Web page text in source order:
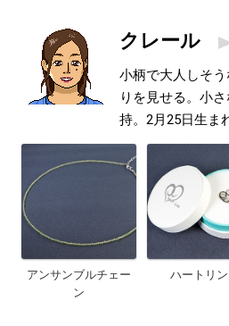
クレール
小柄で大人しそ
りを見せる。小
持。2月25日生ま
アンサンブルチェー
ン
ハートリン